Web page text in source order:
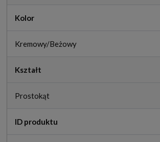
Kolor
Kremowy/Beżowy
Kształt
Prostokąt
ID produktu